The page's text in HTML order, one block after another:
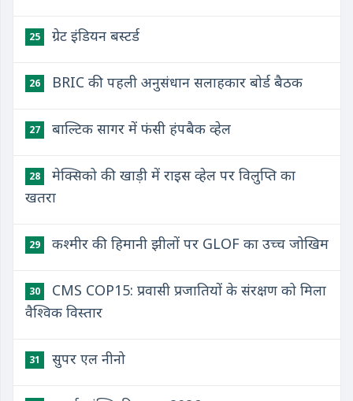
25 ग्रेट इंडियन बस्टर्ड
26 BRIC की पहली अनुसंधान सलाहकार बोर्ड बैठक
27 बाल्टिक सागर में फंसी हंपबैक व्हेल
28
मेक्सिको की खाड़ी में राइस व्हेल पर विलुप्ति का
खतरा
29 कश्मीर की हिमानी झीलों पर GLOF का उच्च जोखिम
30
CMS COP15: प्रवासी प्रजातियों के संरक्षण को मिला
वैश्विक विस्तार
31 सुपर एल नीनो